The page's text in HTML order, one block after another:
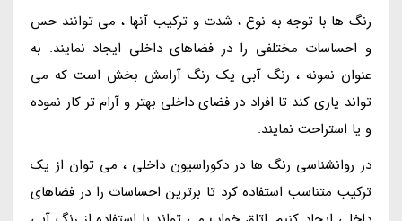
رنگ ها با توجه به نوع ، شدت و ترکیب آنها ، می توانند حس
و احساسات مختلفی را در فضاهای داخلی ایجاد نمایند. به
عنوان نمونه ، رنگ آبی یک رنگ آرامش بخش است که می
تواند یاری کند تا افراد در فضای داخلی بهتر و آرام تر کار نموده
و یا استراحت نمایند.
در روانشناسی رنگ ها در دکوراسیون داخلی ، می توان از یک
ترکیب متناسب استفاده کرد تا برترین احساسات را در فضاهای